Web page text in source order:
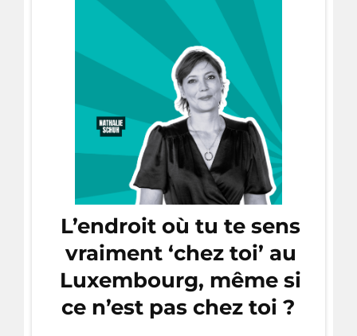
L’endroit où tu te sens
vraiment ‘chez toi’ au
Luxembourg, même si
ce n’est pas chez toi ?